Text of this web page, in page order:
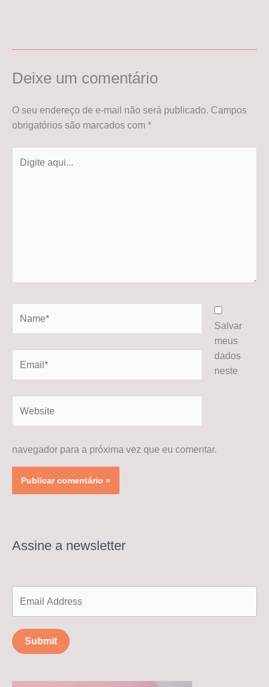
Deixe um comentário
O seu endereço de e-mail não será publicado. Campos
obrigatórios são marcados com *
aqui...
Salvar
meus
dados
neste
navegador para a próxima vez que eu comentar.
Assine a newsletter
Submit